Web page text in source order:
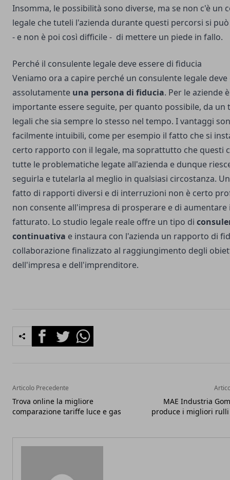
Insomma, le possibilità sono diverse, ma se non c'è un
legale che tuteli l'azienda durante questi percorsi si
- e non è poi così difficile - di mettere un piede in fallo.
Perché il consulente legale deve essere di fiducia
Veniamo ora a capire perché un consulente legale deve
assolutamente una persona di fiducia. Per le aziende è
importante essere seguite, per quanto possibile, da un
legali che sia sempre lo stesso nel tempo. I vantaggi
facilmente intuibili, come per esempio il fatto che si
certo rapporto con il legale, ma soprattutto che questi
tutte le problematiche legate all'azienda e dunque
seguirla e tutelarla al meglio in qualsiasi circostanza.
fatto di rapporti diversi e di interruzioni non è certo
non consente all'impresa di prosperare e di aumentare
fatturato. Lo studio legale reale offre un tipo di
continuativa e instaura con l'azienda un rapporto di
collaborazione finalizzato al raggiungimento degli
dell'impresa e dell'imprenditore.
FacebookTwitterWhatsapp
Articolo Precedente
Trova online la migliore
comparazione tariffe luce e gas
MAE Industria
produce i migliori rulli